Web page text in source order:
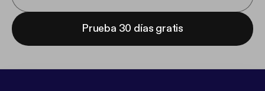
Prueba 30 días gratis